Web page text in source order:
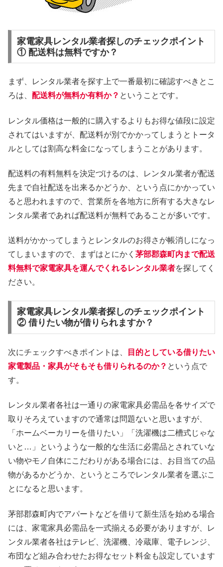
家電家具レンタル業者探しのチェックポイント
① 配送料は無料ですか？
まず、レンタル業者を探す上で一番最初に確認すべきとこ
ろは、 配送料が無料か有料か？ ということです。
レンタル価格は一般的に購入するよりもお得な値段に設定
されてはいますが、配送料が別でかかってしまうとトータ
ルとしては割高な料金になってしまうことがあります。
配送料の有料無料を決定づけるのは、レンタル業者が配送
先まで自社配送を出来るかどうか、という点にかかってい
ると思われますので、営業所を各地方に所有する大きなレ
ンタル業者であれば配送料が無料であることが多いです。
送料がかかってしまうとレンタルのお得さが帳消しになっ
てしまいますので、まずはとにかく 茅部郡森町内まで配送
料無料で家電家具を運んでくれるレンタル業者を探してく
ださい。
家電家具レンタル業者探しのチェックポイント
② 借りたい物が借りられますか？
次にチェックすべきポイントは、
目的としている借りたい
家電製品・家具がそもそも借りられるのか？ という点で
す。
レンタル業者各社は一通りの家電家具必需品を各サイズで
取りそろえていますので通常は問題ないと思いますが、
「ホームベーカリーを借りたい」「洗濯機は二槽式じゃな
いと…」というような一般的な生活に必需品とされていな
い物やモノ自体にこだわりがある場合には、お目当ての品
物があるかどうか、というところでレンタル業者を選ぶこ
とになると思います。
茅部郡森町内でアパートなどを借りて新生活を始める場合
には、家電家具必需品を一式揃える必要がありますが、レ
ンタル業者各社はテレビ、洗濯機、冷蔵庫、電子レンジ、
布団など組み合わせたお得なセット料金も設定しています